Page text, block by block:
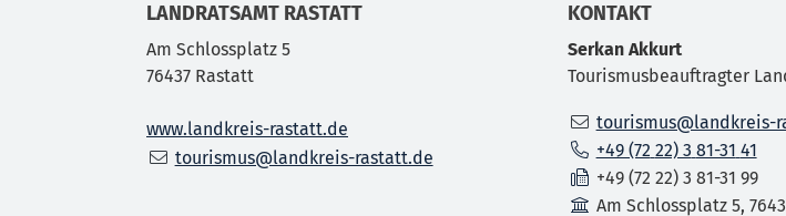
LANDRATSAMT RASTATT
Am Schlossplatz 5
76437 Rastatt
www.landkreis-rastatt.de
tourismus@landkreis-rastatt.de
KONTAKT
Serkan Akkurt
Tourismusbeauftragter
tourismus@landkreis-
+49 (72 22) 3 81-31 41
+49 (72 22) 3 81-31 99
Am Schlossplatz 5,